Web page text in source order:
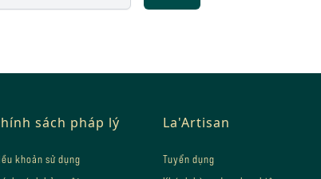
sách pháp lý
khoản sử dụng
La'Artisan
Tuyển dụng